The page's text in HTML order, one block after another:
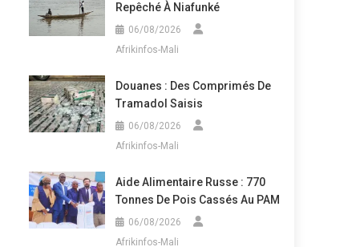
Repêché À Niafunké
06/08/2026
Afrikinfos-Mali
Douanes : Des Comprimés De
Tramadol Saisis
06/08/2026
Afrikinfos-Mali
Aide Alimentaire Russe : 770
Tonnes De Pois Cassés Au PAM
06/08/2026
Afrikinfos-Mali